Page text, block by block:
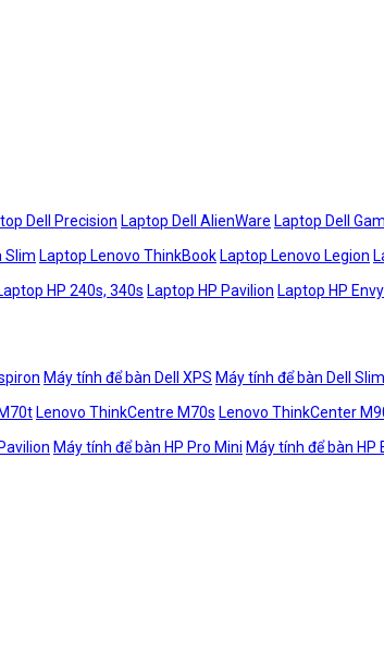
Dell Precision Laptop Dell AlienWare Laptop Dell
Slim Laptop Lenovo ThinkBook Laptop Lenovo Legion
HP 240s, 340s Laptop HP Pavilion Laptop HP Envy
Máy tính để bàn Dell XPS Máy tính để bàn Dell Slim
Lenovo ThinkCentre M70s Lenovo ThinkCenter
Máy tính để bàn HP Pro Mini Máy tính để bàn HP